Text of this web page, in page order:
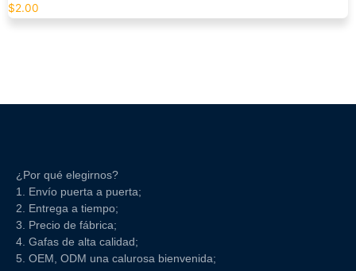
$2.00
¿Por qué elegirnos?
1. Envío puerta a puerta;
2. Entrega a tiempo;
3. Precio de fábrica;
4. Gafas de alta calidad;
5. OEM, ODM una calurosa bienvenida;